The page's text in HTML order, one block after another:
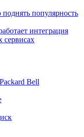
популярность
интеграция
Bell